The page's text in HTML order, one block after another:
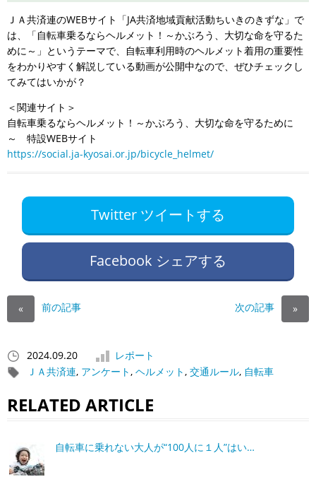
ＪＡ共済連のWEBサイト「JA共済地域貢献活動ちいきのきずな」で
は、「自転車乗るならヘルメット！～かぶろう、大切な命を守るた
めに～」というテーマで、自転車利用時のヘルメット着用の重要性
をわかりやすく解説している動画が公開中なので、ぜひチェックし
てみてはいかが？
＜関連サイト＞
自転車乗るならヘルメット！～かぶろう、大切な命を守るために
～ 特設WEBサイト
https://social.ja-kyosai.or.jp/bicycle_helmet/
Twitter ツイートする
Facebook シェアする
« 前の記事 次の記事 »
2024.09.20
レポート
ＪＡ共済連, アンケート, ヘルメット, 交通ルール, 自転車
RELATED ARTICLE
自転車に乗れない大人が“100人に１人”はい…